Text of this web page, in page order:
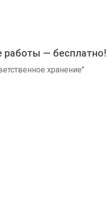
работы — бесплатно!
хранение"